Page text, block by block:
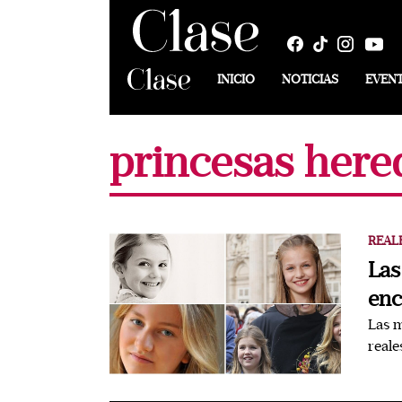
INICIO NOTICIAS
princesas
Las